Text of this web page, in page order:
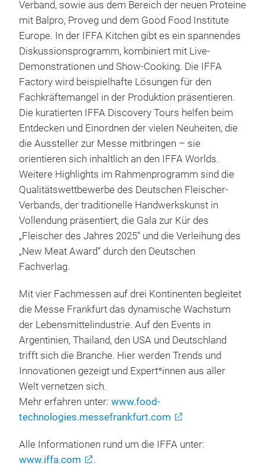
Verband, sowie aus dem Bereich der neuen Proteine
mit Balpro, Proveg und dem Good Food Institute
Europe. In der IFFA Kitchen gibt es ein spannendes
Diskussionsprogramm, kombiniert mit Live-
Demonstrationen und Show-Cooking. Die IFFA
Factory wird beispielhafte Lösungen für den
Fachkräftemangel in der Produktion präsentieren.
Die kuratierten IFFA Discovery Tours helfen beim
Entdecken und Einordnen der vielen Neuheiten, die
die Aussteller zur Messe mitbringen – sie
orientieren sich inhaltlich an den IFFA Worlds.
Weitere Highlights im Rahmenprogramm sind die
Qualitätswettbewerbe des Deutschen Fleischer-
Verbands, der traditionelle Handwerkskunst in
Vollendung präsentiert, die Gala zur Kür des
„Fleischer des Jahres 2025“ und die Verleihung des
„New Meat Award“ durch den Deutschen
Fachverlag.
Mit vier Fachmessen auf drei Kontinenten begleitet
die Messe Frankfurt das dynamische Wachstum
der Lebensmittelindustrie. Auf den Events in
Argentinien, Thailand, den USA und Deutschland
trifft sich die Branche. Hier werden Trends und
Innovationen gezeigt und Expert*innen aus aller
Welt vernetzen sich.
Mehr erfahren unter: www.food-
technologies.messefrankfurt.com
Alle Informationen rund um die IFFA unter:
www.iffa.com
.